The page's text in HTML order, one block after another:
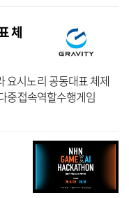
체
요시노리 공동대표 체제
중접속역할수행게임
으로 플랫폼과 사업 영